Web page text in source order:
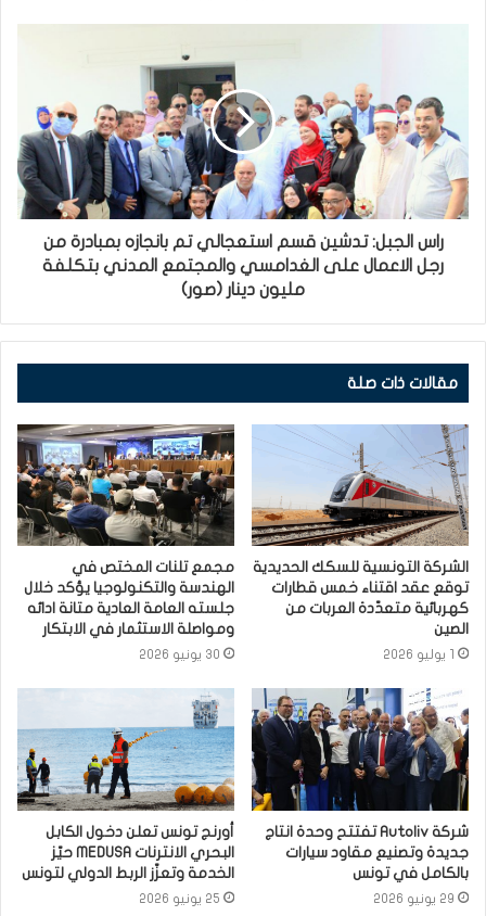
راس الجبل: تدشين قسم استعجالي تم بانجازه بمبادرة من
رجل الاعمال على الغدامسي والمجتمع المدني بتكلفة
مليون دينار (صور)
مقالات ذات صلة
الشركة التونسية للسكك الحديدية
توقع عقد اقتناء خمس قطارات
كهربائية متعدّدة العربات من
الصين
مجمع تلنات المختص في
الهندسة والتكنولوجيا يؤكد خلال
جلسته العامة العادية متانة ادائه
ومواصلة الاستثمار في الابتكار
30 يونيو 2026
شركة Autoliv تفتتح وحدة انتاج
جديدة وتصنيع مقاود سيارات
بالكامل في تونس
29 يونيو 2026
أورنج تونس تعلن دخول الكابل
البحري الانترنات MEDUSA حيّز
الخدمة وتعزّز الربط الدولي لتونس
25 يونيو 2026